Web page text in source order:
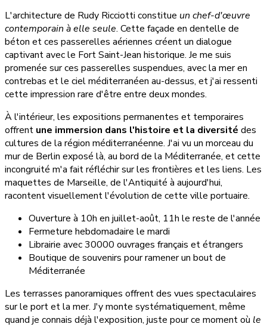
L'architecture de Rudy Ricciotti constitue un chef-d'œuvre
contemporain à elle seule. Cette façade en dentelle de
béton et ces passerelles aériennes créent un dialogue
captivant avec le Fort Saint-Jean historique. Je me suis
promenée sur ces passerelles suspendues, avec la mer en
contrebas et le ciel méditerranéen au-dessus, et j'ai ressenti
cette impression rare d'être entre deux mondes.
À l'intérieur, les expositions permanentes et temporaires
offrent une immersion dans l'histoire et la diversité des
cultures de la région méditerranéenne. J'ai vu un morceau du
mur de Berlin exposé là, au bord de la Méditerranée, et cette
incongruité m'a fait réfléchir sur les frontières et les liens. Les
maquettes de Marseille, de l'Antiquité à aujourd'hui,
racontent visuellement l'évolution de cette ville portuaire.
Ouverture à 10h en juillet-août, 11h le reste de l'année
Fermeture hebdomadaire le mardi
Librairie avec 30000 ouvrages français et étrangers
Boutique de souvenirs pour ramener un bout de
Méditerranée
Les terrasses panoramiques offrent des vues spectaculaires
sur le port et la mer. J'y monte systématiquement, même
quand je connais déjà l'exposition, juste pour ce moment où le